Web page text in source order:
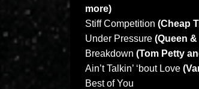
more)
Stiff Competition (Cheap
Under Pressure (Queen
Breakdown (Tom Petty
Ain’t Talkin’ ‘bout Love
Best of You